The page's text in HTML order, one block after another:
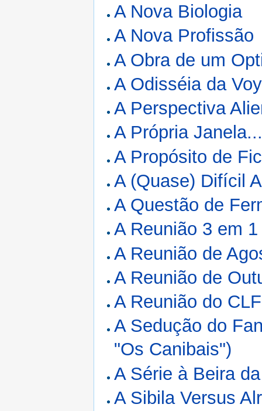
A Nova Biologia
A Nova Profissão
A Obra de um
A Odisséia da
A Perspectiva
A Própria
A Propósito de
A (Quase) Difícil
A Questão de
A Reunião 3 em 1
A Reunião de
A Reunião de
A Reunião do
A Sedução do
"Os Canibais")
A Série à Beira
A Sibila Versus